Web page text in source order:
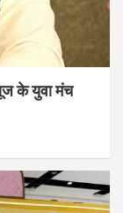
के युवा मंच